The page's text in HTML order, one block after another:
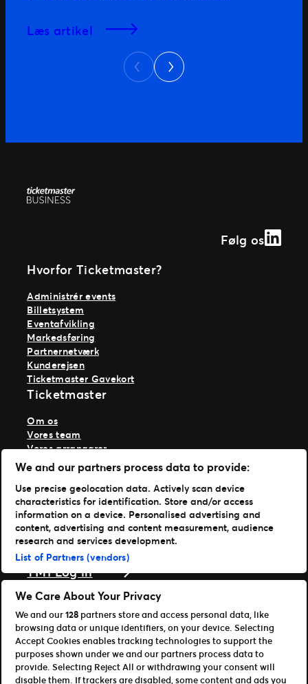
med Ticketmaster adgang til den mest
platform – bygget til at øge opdagelse af
events, billetsalg og fanengagement.
læs artikel
Previous
Next
Følg os
Hvorfor Ticketmaster?
Administrér events
Billetsystem
Eventafvikling
Markedsføring
Partnernetværk
Kunderejsen
Ticketmaster Gavekort
Ticketmaster
Om os
Vores team
Vores arrangører
Vores historie
Karriere hos Live Nation
Læs mere
Nyheder
Presse & medier
Support
TM1 Log in
Download vores apps
Ticketmaster
TM1 Reports (iOS)
TM1 Reports (Android)
For partnere
We and our partners process data to provide:
Use precise geolocation data. Actively scan device
characteristics for identification. Store and/or access
information on a device. Personalised advertising and
content, advertising and content measurement, audience
research and services development.
List of Partners (vendors)
We Care About Your Privacy
We and our128 partners store and access personal data, like
browsing data or unique identifiers, on your device. Selecting
Accept Cookies enables tracking technologies to support the
purposes shown under we and our partners process data to
provide. Selecting Reject All or withdrawing your consent will
disable them. If trackers are disabled, some content and ads you